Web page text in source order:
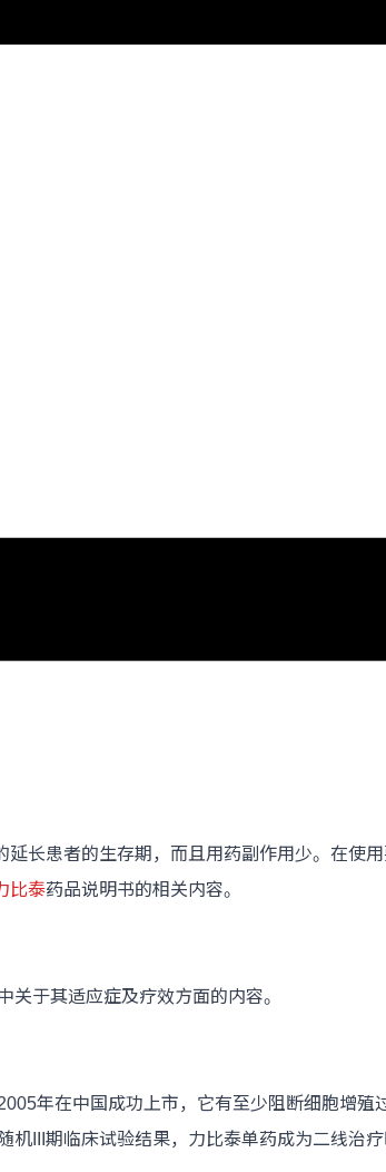
患者的生存期，而且用药副作用少。在使
比泰药品说明书的相关内容。
于其适应症及疗效方面的内容。
年在中国成功上市，它有至少阻断细胞增殖
III期临床试验结果，力比泰单药成为二线治